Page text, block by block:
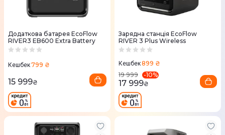
Додаткова батарея EcoFlow
RIVER3 EB600 Extra Battery
Кешбек799 ₴
15 999₴
Зарядна станція EcoFlow
RIVER 3 Plus Wireless
Кешбек899 ₴
19 999
-10%
17 999₴